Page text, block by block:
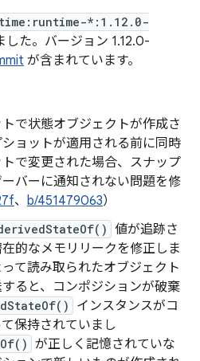
*:1.12.0-
した。バージョン 1.12.0-
が含まれています。
で状態オブジェクトが作成さ
ョットが適用される前に同時
で変更された場合、スナップ
バーに通知されない問題を修
、 b/451479063）
値が追跡さ
的なメモリリークを修正しま
て読み取られたオブジェクト
ると、コンポジションが破棄
インスタンスがコ
保持されていまし
が正しく記憶されていな